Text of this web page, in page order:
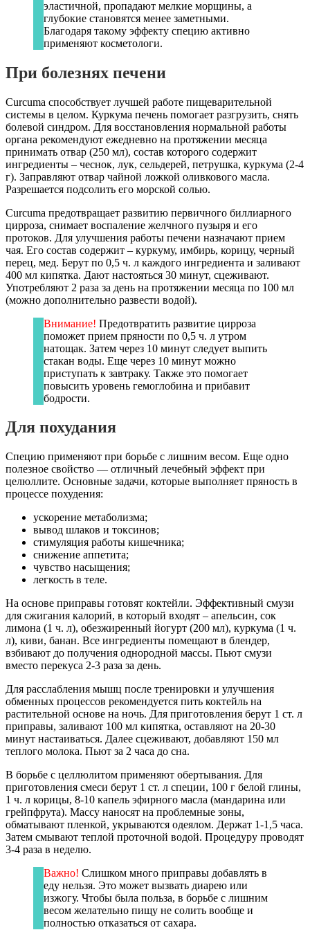
эластичной, пропадают мелкие морщины, а
глубокие становятся менее заметными.
Благодаря такому эффекту специю активно
применяют косметологи.
При болезнях печени
Curcuma способствует лучшей работе пищеварительной
системы в целом. Куркума печень помогает разгрузить, снять
болевой синдром. Для восстановления нормальной работы
органа рекомендуют ежедневно на протяжении месяца
принимать отвар (250 мл), состав которого содержит
ингредиенты – чеснок, лук, сельдерей, петрушка, куркума (2-4
г). Заправляют отвар чайной ложкой оливкового масла.
Разрешается подсолить его морской солью.
Curcuma предотвращает развитию первичного биллиарного
цирроза, снимает воспаление желчного пузыря и его
протоков. Для улучшения работы печени назначают прием
чая. Его состав содержит – куркуму, имбирь, корицу, черный
перец, мед. Берут по 0,5 ч. л каждого ингредиента и заливают
400 мл кипятка. Дают настояться 30 минут, сцеживают.
Употребляют 2 раза за день на протяжении месяца по 100 мл
(можно дополнительно развести водой).
Внимание! Предотвратить развитие цирроза
поможет прием пряности по 0,5 ч. л утром
натощак. Затем через 10 минут следует выпить
стакан воды. Еще через 10 минут можно
приступать к завтраку. Также это помогает
повысить уровень гемоглобина и прибавит
бодрости.
Для похудания
Специю применяют при борьбе с лишним весом. Еще одно
полезное свойство — отличный лечебный эффект при
целюллите. Основные задачи, которые выполняет пряность в
процессе похудения:
ускорение метаболизма;
вывод шлаков и токсинов;
стимуляция работы кишечника;
снижение аппетита;
чувство насыщения;
легкость в теле.
На основе приправы готовят коктейли. Эффективный смузи
для сжигания калорий, в который входят – апельсин, сок
лимона (1 ч. л), обезжиренный йогурт (200 мл), куркума (1 ч.
л), киви, банан. Все ингредиенты помещают в блендер,
взбивают до получения однородной массы. Пьют смузи
вместо перекуса 2-3 раза за день.
Для расслабления мышц после тренировки и улучшения
обменных процессов рекомендуется пить коктейль на
растительной основе на ночь. Для приготовления берут 1 ст. л
приправы, заливают 100 мл кипятка, оставляют на 20-30
минут настаиваться. Далее сцеживают, добавляют 150 мл
теплого молока. Пьют за 2 часа до сна.
В борьбе с целлюлитом применяют обертывания. Для
приготовления смеси берут 1 ст. л специи, 100 г белой глины,
1 ч. л корицы, 8-10 капель эфирного масла (мандарина или
грейпфрута). Массу наносят на проблемные зоны,
обматывают пленкой, укрываются одеялом. Держат 1-1,5 часа.
Затем смывают теплой проточной водой. Процедуру проводят
3-4 раза в неделю.
Важно! Слишком много приправы добавлять в
еду нельзя. Это может вызвать диарею или
изжогу. Чтобы была польза, в борьбе с лишним
весом желательно пищу не солить вообще и
полностью отказаться от сахара.